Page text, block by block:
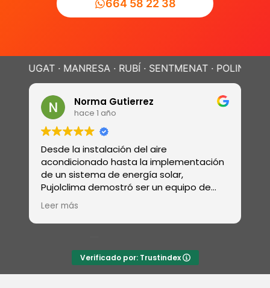
664 58 22 38
· MANRESA · RUBÍ · SENTMENAT · POLINYÀ ·
Norma Gutierrez
hace 1 año
Desde la instalación del aire
acondicionado hasta la implementación
de un sistema de energía solar,
Pujolclima demostró ser un equipo de
profesionales con una amplia gama de
habilidades
Leer más
Verificado por: Trustindex